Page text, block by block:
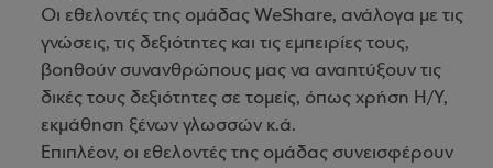
Οι εθελοντές της ομάδας WeShare, ανάλογα με τις
γνώσεις, τις δεξιότητες και τις εμπειρίες τους,
βοηθούν συνανθρώπους μας να αναπτύξουν τις
δικές τους δεξιότητες σε τομείς, όπως χρήση Η/Υ,
εκμάθηση ξένων γλωσσών κ.ά.
Επιπλέον, οι εθελοντές της ομάδας συνεισφέρουν